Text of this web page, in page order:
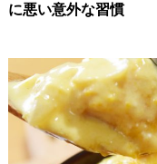
に悪い意外な習慣